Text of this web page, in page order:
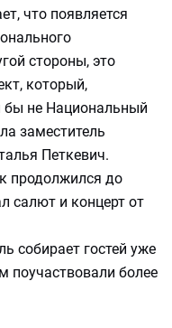
что появляется
стороны, это
который,
бы не Национальный
заместитель
Петкевич.
продолжился до
салют и концерт от
собирает гостей уже
поучаствовали более